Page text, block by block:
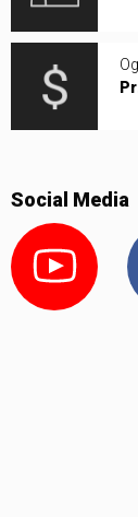
Social Media